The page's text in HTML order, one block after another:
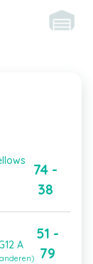
74 -
38
A
51 -
79